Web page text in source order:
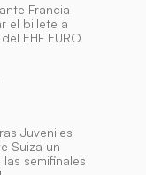
Francia
el billete a
EHF EURO
Juveniles
Suiza un
semifinales